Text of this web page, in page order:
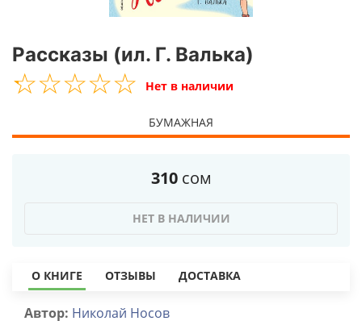
Рассказы (ил. Г. Валька)
☆☆☆☆☆
★★★★★ Нет в наличии
БУМАЖНАЯ
310 сом
НЕТ В НАЛИЧИИ
О КНИГЕ ОТЗЫВЫ ДОСТАВКА
Автор: Николай Носов